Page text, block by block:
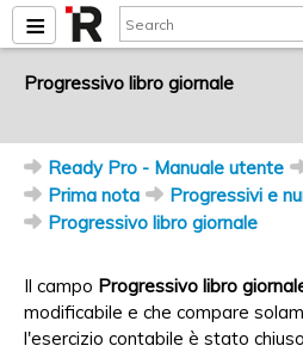
Progressivo libro giornale
Ready Pro - Manuale utente
Prima nota
Progressivi e
Progressivo libro giornale
Il campo Progressivo libro
modificabile e che compare
l'esercizio contabile è stato